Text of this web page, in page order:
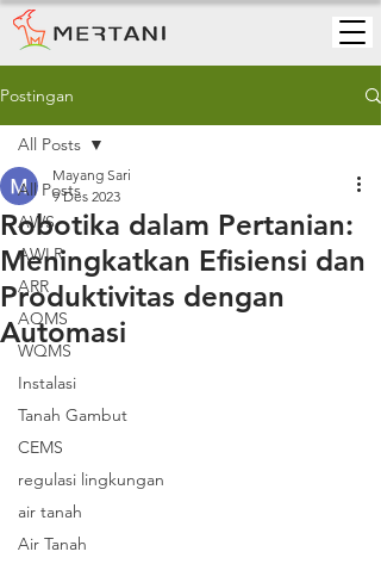
Postingan
All Posts
AWS
AWLR
ARR
AQMS
WQMS
Instalasi
Tanah Gambut
CEMS
regulasi lingkungan
air tanah
Air Tanah
All Posts
Robotika dalam Pertanian:
Meningkatkan Efisiensi dan
Produktivitas dengan
Automasi
Mayang Sari
9 Des 2023